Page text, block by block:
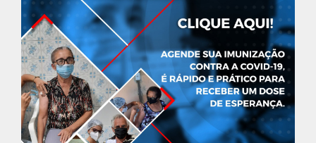
ÚLTIMAS NOTÍCIAS